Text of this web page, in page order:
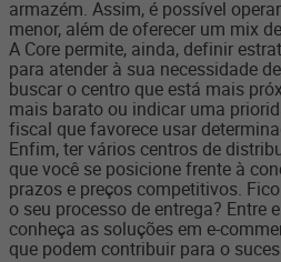
armazém. Assim, é possível
menor, além de oferecer um mix
A Core permite, ainda, definir
para atender à sua necessidade
buscar o centro que está mais
mais barato ou indicar uma
fiscal que favorece usar
Enfim, ter vários centros de
que você se posicione frente à
prazos e preços competitivos.
o seu processo de entrega? Entre
conheça as soluções em e-
que podem contribuir para o